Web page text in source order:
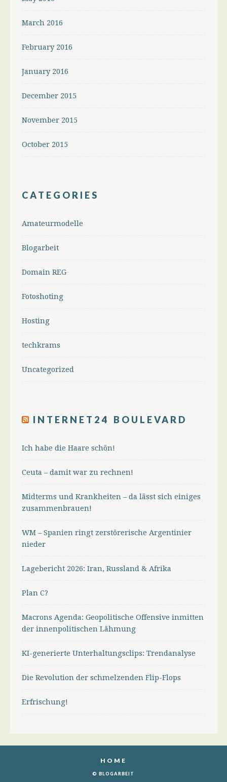
March 2016
February 2016
January 2016
December 2015
November 2015
October 2015
CATEGORIES
Amateurmodelle
Blogarbeit
Domain REG
Fotoshoting
Hosting
techkrams
Uncategorized
INTERNET24 BOULEVARD
Ich habe die Haare schön!
Ceuta – damit war zu rechnen!
Midterms und Krankheiten – da lässt sich einiges
zusammenbrauen!
WM – Spanien ringt zerstörerische Argentinier
nieder
Lagebericht 2026: Iran, Russland & Afrika
Plan C?
Macrons Agenda: Geopolitische Offensive inmitten
der innenpolitischen Lähmung
KI-generierte Unterhaltungsclips: Trendanalyse
Die Revolution der schmelzenden Flip-Flops
Erfrischung!
HOME
© BLOGARBEIT